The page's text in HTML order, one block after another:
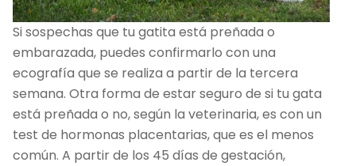
Si sospechas que tu gatita está preñada o
embarazada, puedes confirmarlo con una
ecografía que se realiza a partir de la tercera
semana. Otra forma de estar seguro de si tu gata
está preñada o no, según la veterinaria, es con un
test de hormonas placentarias, que es el menos
común. A partir de los 45 días de gestación,